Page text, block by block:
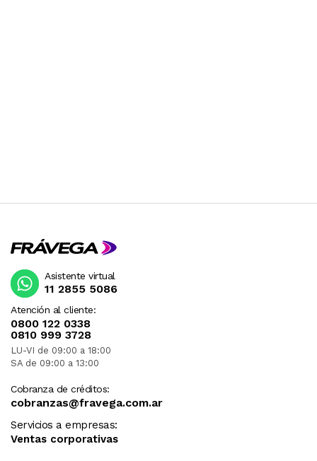
Atención al cliente:
0800 122 0338
0810 999 3728
LU-VI de 09:00 a 18:00
SA de 09:00 a 13:00
Cobranza de créditos:
cobranzas@fravega.com.ar
Servicios a empresas:
Ventas corporativas
Asistente virtual
11 2855 5086